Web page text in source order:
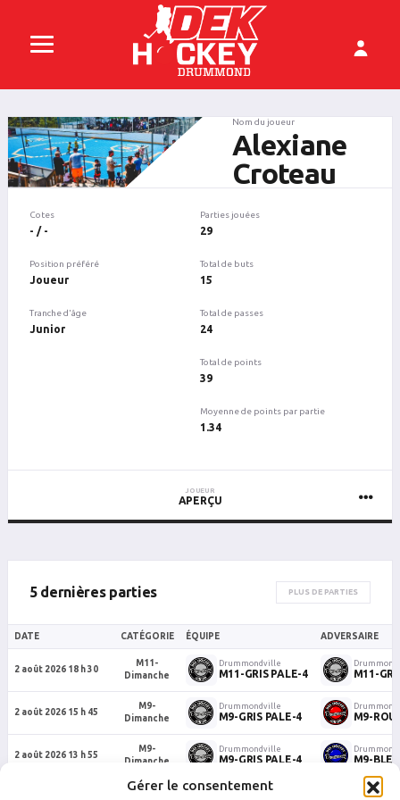
Gérer le consentement
Nom du joueur
Alexiane
Croteau
Cotes
- / -
Position préféré
Joueur
Tranche d'âge
Junior
Parties jouées
29
Total de buts
15
Total de passes
24
Total de points
39
Moyenne de points par partie
1.34
JOUEUR
APERÇU
5 dernières parties PLUS DE PARTIES
DATE CATÉGORIE ÉQUIPE ADVERSAIRE
2 août 2026 18 h 30
M11-
Dimanche
Drummondville
M11-GRIS PALE-4 M11-
2 août 2026 15 h 45
M9-
Dimanche
Drummondville
M9-GRIS PALE-4 M9-
2 août 2026 13 h 55
M9-
Dimanche
Drummondville
M9-GRIS PALE-4 M9-
M9-
Drummondville